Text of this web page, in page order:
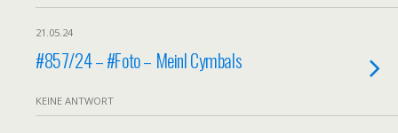
21.05.24
#857/24 – #Foto – Meinl Cymbals
KEINE ANTWORT